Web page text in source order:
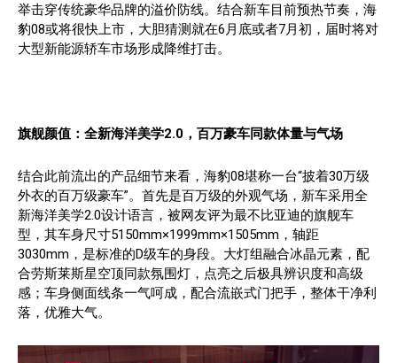
举击穿传统豪华品牌的溢价防线。结合新车目前预热节奏，海
豹08或将很快上市，大胆猜测就在6月底或者7月初，届时将对
大型新能源轿车市场形成降维打击。
旗舰颜值：全新海洋美学2.0，百万豪车同款体量与气场
结合此前流出的产品细节来看，海豹08堪称一台“披着30万级
外衣的百万级豪车”。首先是百万级的外观气场，新车采用全
新海洋美学2.0设计语言，被网友评为最不比亚迪的旗舰车
型，其车身尺寸5150mm×1999mm×1505mm，轴距
3030mm，是标准的D级车的身段。大灯组融合冰晶元素，配
合劳斯莱斯星空顶同款氛围灯，点亮之后极具辨识度和高级
感；车身侧面线条一气呵成，配合流嵌式门把手，整体干净利
落，优雅大气。